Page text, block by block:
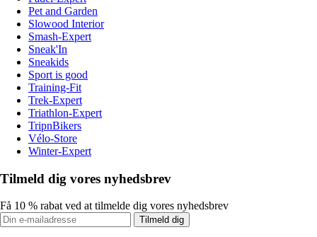
Pet and Garden
Slowood Interior
Smash-Expert
Sneak'In
Sneakids
Sport is good
Training-Fit
Trek-Expert
Triathlon-Expert
TripnBikers
Vélo-Store
Winter-Expert
Tilmeld dig vores nyhedsbrev
Få 10 % rabat ved at tilmelde dig vores nyhedsbrev
Tilmeld dig